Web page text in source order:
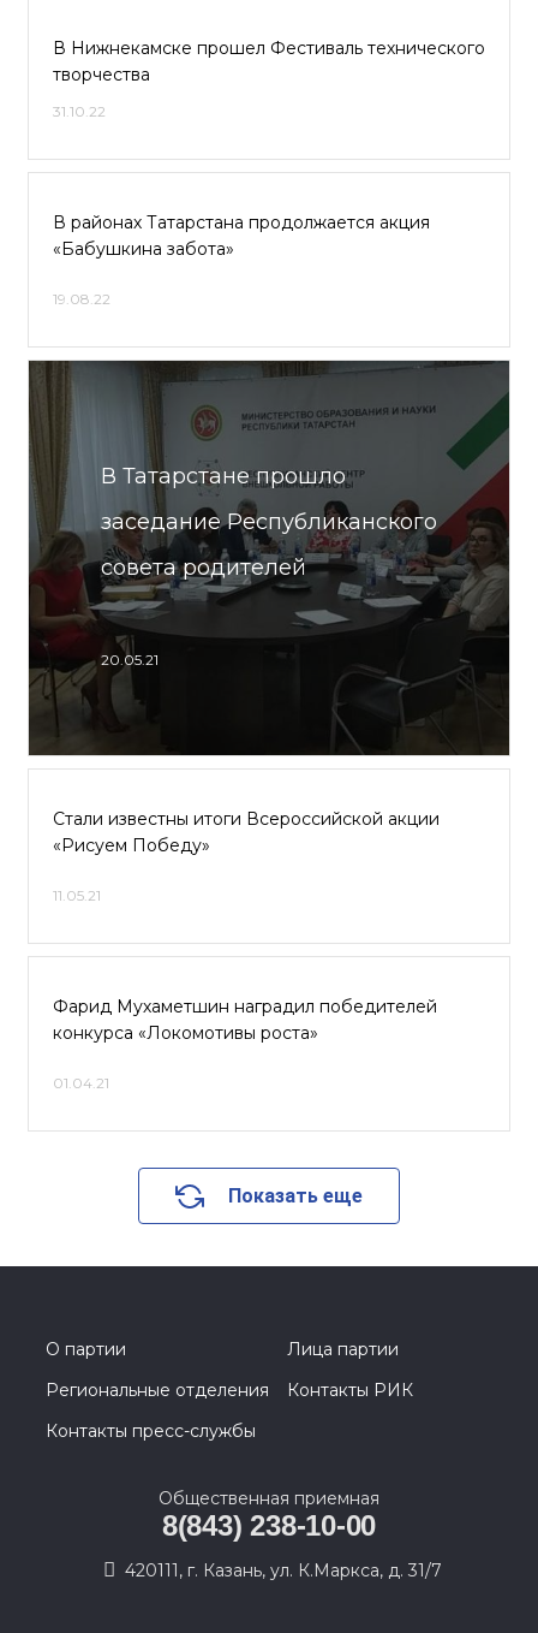
В Нижнекамске прошел Фестиваль технического
творчества
31.10.22
В районах Татарстана продолжается акция
«Бабушкина забота»
19.08.22
В Татарстане прошло
заседание Республиканского
совета родителей
20.05.21
Стали известны итоги Всероссийской акции
«Рисуем Победу»
11.05.21
Фарид Мухаметшин наградил победителей
конкурса «Локомотивы роста»
01.04.21
Показать еще
О партии
Лица партии
Региональные отделения
Контакты РИК
Контакты пресс-службы
Общественная приемная
8(843) 238-10-00
420111, г. Казань, ул. К.Маркса, д. 31/7